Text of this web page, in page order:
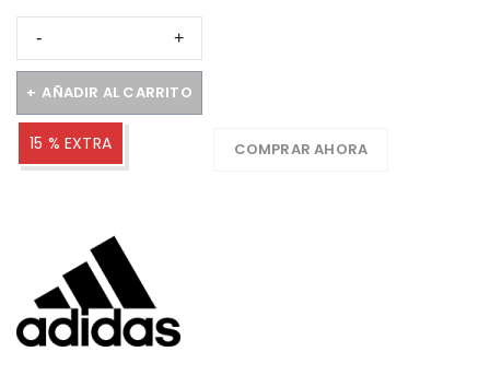
AÑADIR AL CARRITO
15 % EXTRA COMPRAR AHORA